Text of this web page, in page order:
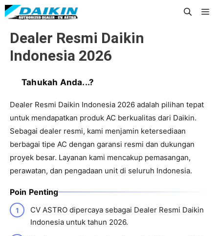
Langsung
ke
Dealer Resmi Daikin
Indonesia 2026
Tahukah Anda...?
Dealer Resmi Daikin Indonesia 2026 adalah pilihan tepat
untuk mendapatkan produk AC berkualitas dari Daikin.
Sebagai dealer resmi, kami menjamin ketersediaan
berbagai tipe AC dengan garansi resmi dan dukungan
proyek besar. Layanan kami mencakup pemasangan,
perawatan, dan pengadaan unit di seluruh Indonesia.
Poin Penting
CV ASTRO dipercaya sebagai Dealer Resmi Daikin
Indonesia untuk tahun 2026.